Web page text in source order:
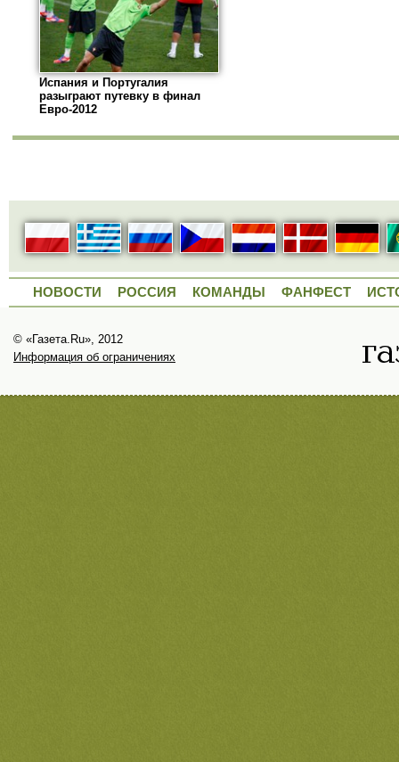
Испания и Португалия
разыграют путевку в финал
Евро-2012
НОВОСТИ РОССИЯ КОМАНДЫ ФАНФЕСТ
© «Газета.Ru», 2012
Информация об ограничениях